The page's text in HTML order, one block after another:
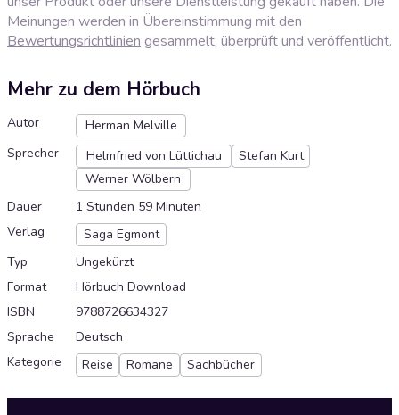
Meinungen werden in Übereinstimmung mit den
Bewertungsrichtlinien gesammelt, überprüft und veröffentlicht.
Mehr zu dem Hörbuch
Autor
Herman Melville
Sprecher
Helmfried von Lüttichau
Stefan Kurt
Werner Wölbern
Dauer
1 Stunden 59 Minuten
Verlag
Saga Egmont
Typ
Ungekürzt
Format
Hörbuch Download
ISBN
9788726634327
Sprache
Deutsch
Kategorie
Reise Romane Sachbücher